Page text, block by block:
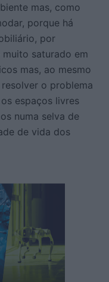
mas, como
porque há
por
saturado em
mas, ao mesmo
o problema
espaços livres
numa selva de
de vida dos